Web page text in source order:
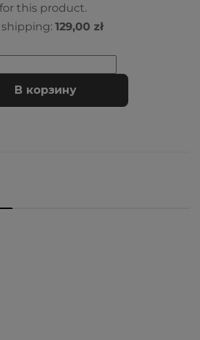
this product.
129,00 zł
В корзину